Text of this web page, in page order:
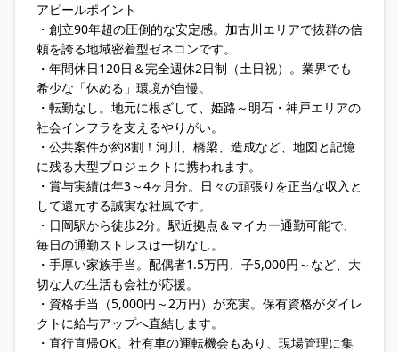
アピールポイント
・創立90年超の圧倒的な安定感。加古川エリアで抜群の信
頼を誇る地域密着型ゼネコンです。
・年間休日120日＆完全週休2日制（土日祝）。業界でも
希少な「休める」環境が自慢。
・転勤なし。地元に根ざして、姫路～明石・神戸エリアの
社会インフラを支えるやりがい。
・公共案件が約8割！河川、橋梁、造成など、地図と記憶
に残る大型プロジェクトに携われます。
・賞与実績は年3～4ヶ月分。日々の頑張りを正当な収入と
して還元する誠実な社風です。
・日岡駅から徒歩2分。駅近拠点＆マイカー通勤可能で、
毎日の通勤ストレスは一切なし。
・手厚い家族手当。配偶者1.5万円、子5,000円～など、大
切な人の生活も会社が応援。
・資格手当（5,000円～2万円）が充実。保有資格がダイレ
クトに給与アップへ直結します。
・直行直帰OK。社有車の運転機会もあり、現場管理に集